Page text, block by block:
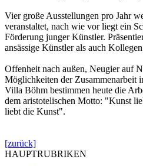
Vier große Ausstellungen pro Jahr
veranstaltet, nach wie vor liegt ein
Förderung junger Künstler.
ansässige Künstler als auch
Offenheit nach außen, Neugier auf
Möglichkeiten der Zusammenarbeit
Villa Böhm bestimmen heute die
dem aristotelischen Motto: "Kunst
liebt die Kunst".
[zurück]
HAUPTRUBRIKEN